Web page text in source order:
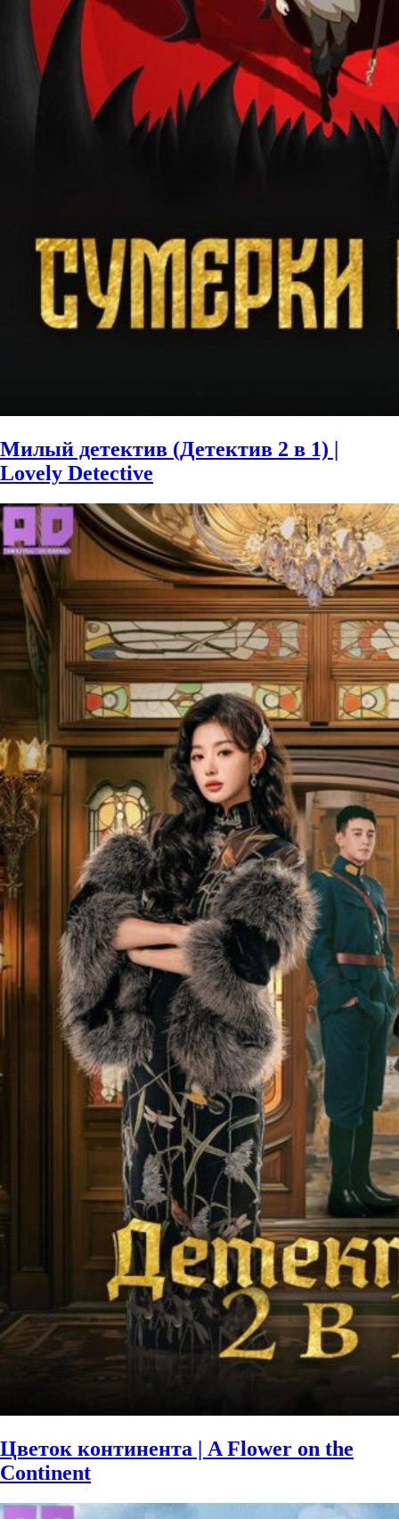
Милый детектив (Детектив 2 в 1) |
Lovely Detective
Цветок континента | A Flower on the
Continent